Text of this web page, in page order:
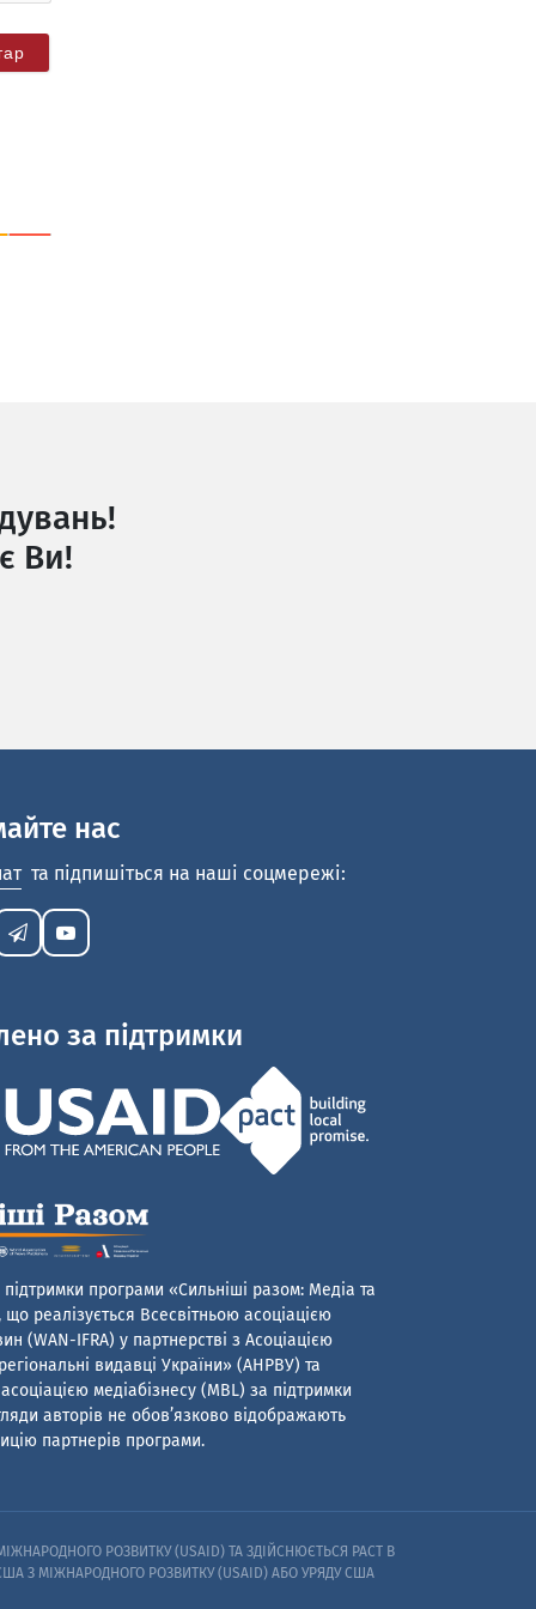
Ви!
нас
та підпишіться на наші соцмережі:
за підтримки
підтримки програми «Сильніші разом: Медіа та
реалізується Всесвітньою асоціацією
(WAN-IFRA) у партнерстві з Асоціацією
видавці України» (АНРВУ) та
медіабізнесу (MBL) за підтримки
авторів не обов’язково відображають
партнерів програми.
РОЗВИТКУ (USAID) ТА ЗДІЙСНЮЄТЬСЯ PACT В
З МІЖНАРОДНОГО РОЗВИТКУ (USAID) АБО УРЯДУ США